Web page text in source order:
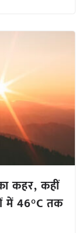
कहर, कहीं
में 46°C तक